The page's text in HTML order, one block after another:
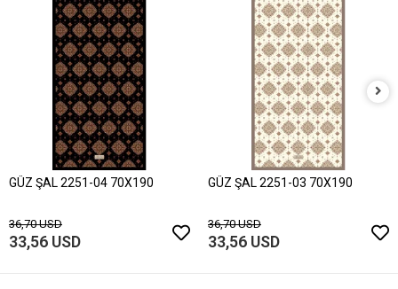
GÜZ ŞAL 2251-04 70X190
36,70 USD
33,56 USD
GÜZ ŞAL 2251-03 70X190
36,70 USD
33,56 USD